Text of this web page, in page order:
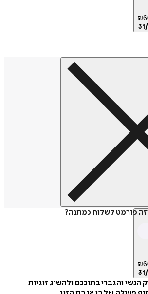
₪
פורמט לשלוח כמתנה?
₪
הנשי והגברי בתוככם ולהשיג זוגיות